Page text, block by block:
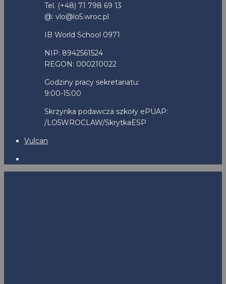
Tel. (+48) 71 798 69 13
@: vlo@lo5.wroc.pl
IB World School 0971
NIP: 8942561524
REGON: 000210022
Godziny pracy sekretariatu:
9:00-15:00
Skrzynka podawcza szkoły ePUAP:
/LO5WROCLAW/SkrytkaESP
Vulcan